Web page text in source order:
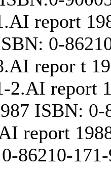
report
0-
repor t
2.AI report
ISBN:
report
86210-